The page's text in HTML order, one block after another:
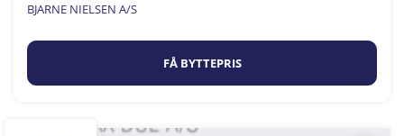
BJARNE NIELSEN A/S
FÅ BYTTEPRIS